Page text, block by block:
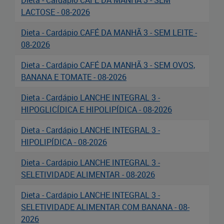
LACTOSE - 08-2026
Dieta - Cardápio CAFÉ DA MANHÃ 3 - SEM LEITE -
08-2026
Dieta - Cardápio CAFÉ DA MANHÃ 3 - SEM OVOS,
BANANA E TOMATE - 08-2026
Dieta - Cardápio LANCHE INTEGRAL 3 -
HIPOGLICÍDICA E HIPOLIPÍDICA - 08-2026
Dieta - Cardápio LANCHE INTEGRAL 3 -
HIPOLIPÍDICA - 08-2026
Dieta - Cardápio LANCHE INTEGRAL 3 -
SELETIVIDADE ALIMENTAR - 08-2026
Dieta - Cardápio LANCHE INTEGRAL 3 -
SELETIVIDADE ALIMENTAR COM BANANA - 08-
2026